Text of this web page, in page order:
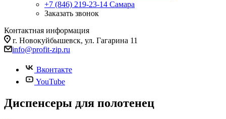
+7 (846) 219-23-14 Самара
Заказать звонок
Контактная информация
г. Новокуйбышевск, ул. Гагарина 11
info@profit-zip.ru
Вконтакте
YouTube
Диспенсеры для полотенец